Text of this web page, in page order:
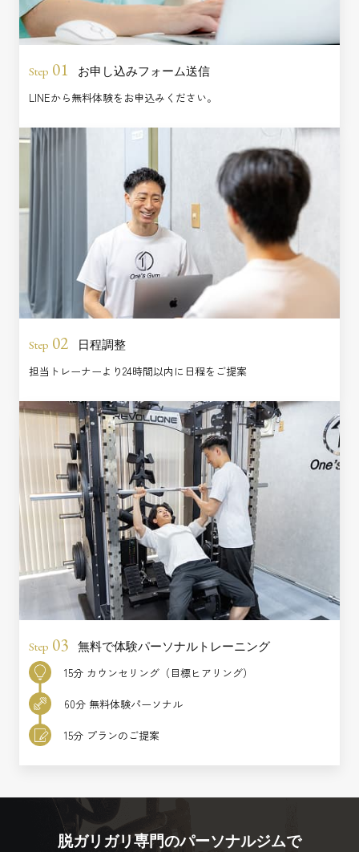
Step 01 お申し込みフォーム送信
LINEから無料体験をお申込みください。
Step 02 日程調整
担当トレーナーより24時間以内に日程をご提案
Step 03 無料で体験パーソナルトレーニング
15分 カウンセリング（目標ヒアリング）
60分 無料体験パーソナル
15分 プランのご提案
脱ガリガリ専門のパーソナルジムで